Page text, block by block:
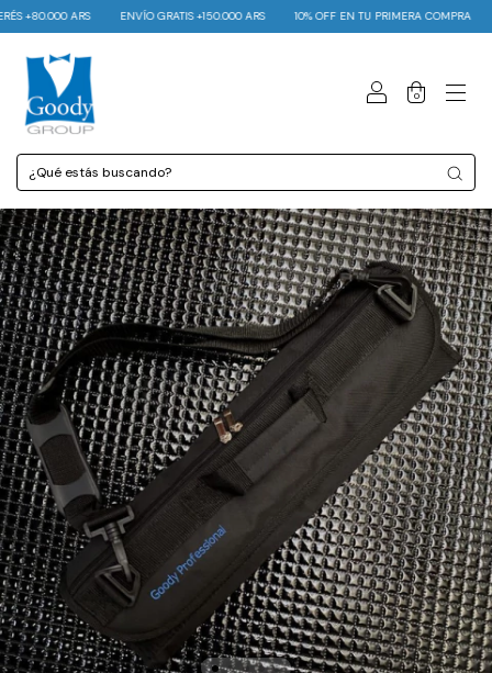
+80.000 ARS ENVÍO GRATIS +150.000 ARS 10% OFF EN TU PRIMERA COMPRA
0